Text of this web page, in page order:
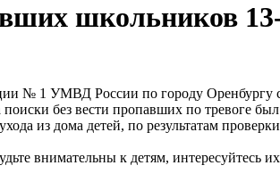
школьников
№ 1 УМВД России по городу Оренбургу
без вести пропавших по тревоге
из дома детей, по результатам
внимательны к детям, интересуйтесь